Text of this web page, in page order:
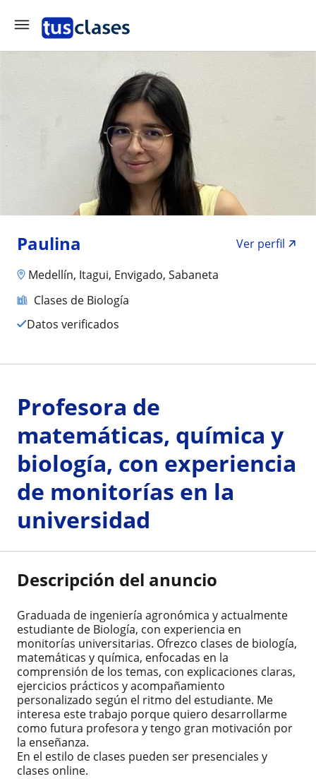
Paulina
Ver perfil
Medellín, Itagui, Envigado, Sabaneta
Clases de Biología
Datos verificados
Profesora de
matemáticas, química y
biología, con experiencia
de monitorías en la
universidad
Descripción del anuncio
Graduada de ingeniería agronómica y actualmente
estudiante de Biología, con experiencia en
monitorías universitarias. Ofrezco clases de biología,
matemáticas y química, enfocadas en la
comprensión de los temas, con explicaciones claras,
ejercicios prácticos y acompañamiento
personalizado según el ritmo del estudiante. Me
interesa este trabajo porque quiero desarrollarme
como futura profesora y tengo gran motivación por
la enseñanza.
En el estilo de clases pueden ser presenciales y
clases online.